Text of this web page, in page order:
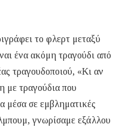
το φλερτ μεταξύ
ένα ακόμη τραγούδι από
τραγουδοποιού, «Κι αν
με τραγούδια που
μέσα σε εμβληματικές
γνωρίσαμε εξάλλου